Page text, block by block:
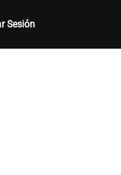
Sesión